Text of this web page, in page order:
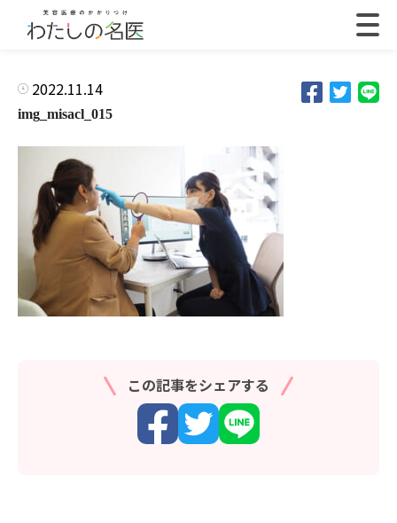
2022.11.14
img_misacl_015
この記事をシェアする